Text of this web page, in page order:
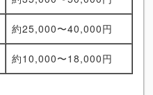
約25,000〜40,000円
約10,000〜18,000円